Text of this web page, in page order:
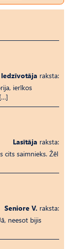
Iedzīvotāja raksta:
ierīkos
Lasītāja raksta:
cits saimnieks. Žēl
Seniore V. raksta:
neesot bijis